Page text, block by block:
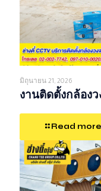
มิถุนายน 21, 2026
งานติดตั้งกล้องว
Read more